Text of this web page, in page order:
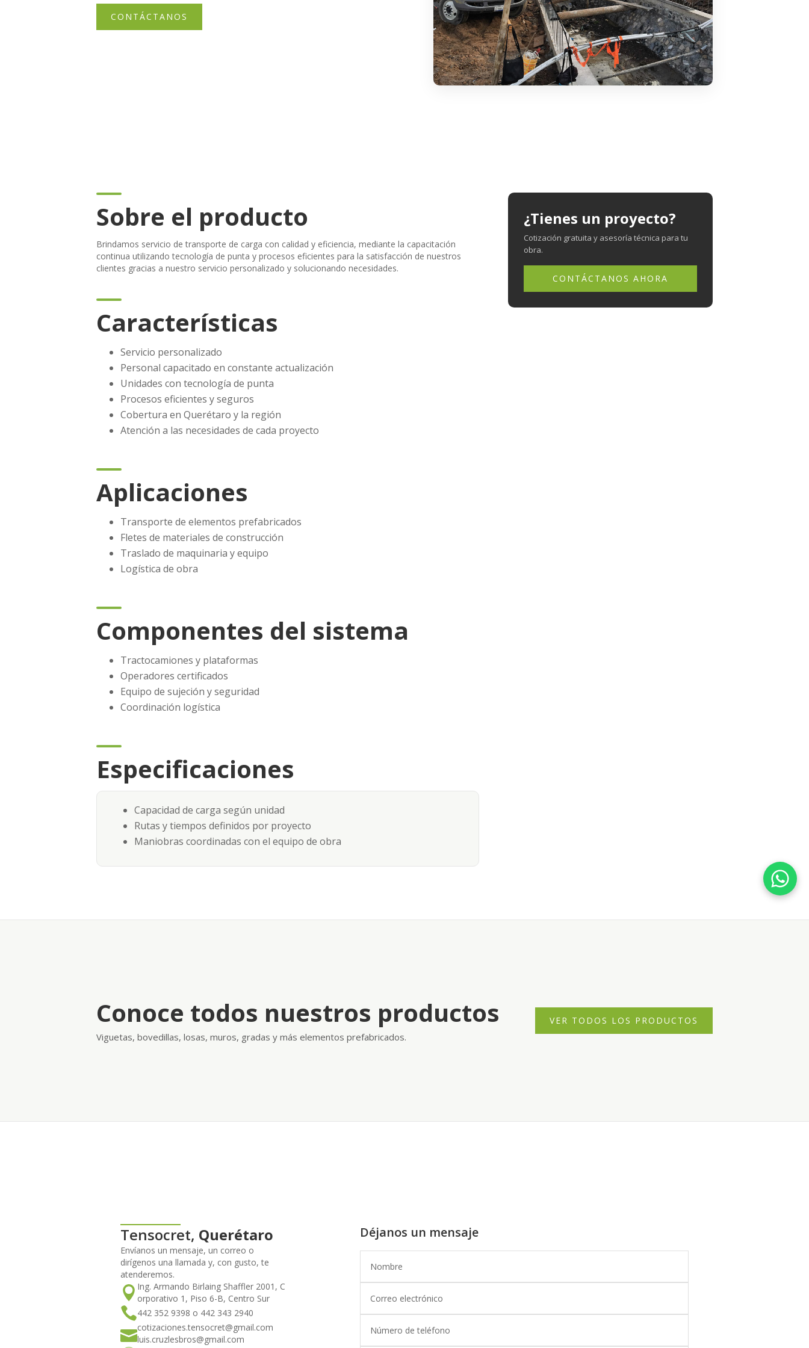
CONTÁCTANOS
Sobre el producto
Brindamos servicio de transporte de carga con calidad y eficiencia, mediante la capacitación
continua utilizando tecnología de punta y procesos eficientes para la satisfacción de nuestros
clientes gracias a nuestro servicio personalizado y solucionando necesidades.
Características
Servicio personalizado
Personal capacitado en constante actualización
Unidades con tecnología de punta
Procesos eficientes y seguros
Cobertura en Querétaro y la región
Atención a las necesidades de cada proyecto
Aplicaciones
Transporte de elementos prefabricados
Fletes de materiales de construcción
Traslado de maquinaria y equipo
Logística de obra
Componentes del sistema
Tractocamiones y plataformas
Operadores certificados
Equipo de sujeción y seguridad
Coordinación logística
Especificaciones
Capacidad de carga según unidad
Rutas y tiempos definidos por proyecto
Maniobras coordinadas con el equipo de obra
¿Tienes un proyecto?
Cotización gratuita y asesoría técnica para tu
obra.
CONTÁCTANOS AHORA
Conoce todos nuestros productos
Viguetas, bovedillas, losas, muros, gradas y más elementos prefabricados.
VER TODOS LOS PRODUCTOS
Tensocret, Querétaro
Envíanos un mensaje, un correo o
dirígenos una llamada y, con gusto, te
atenderemos.
Ing. Armando Birlaing Shaffler 2001, C
orporativo 1, Piso 6-B, Centro Sur
442 352 9398 o 442 343 2940
cotizaciones.tensocret@gmail.com
luis.cruzlesbros@gmail.com
Déjanos un mensaje